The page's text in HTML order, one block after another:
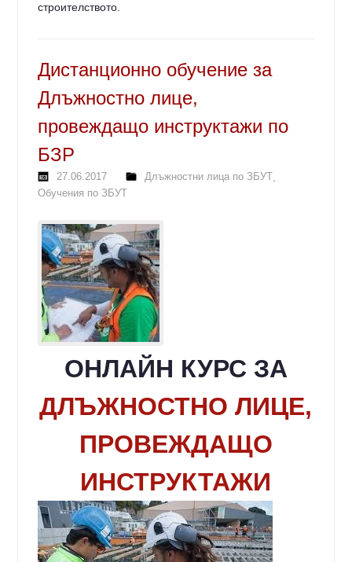
строителството.
Дистанционно обучение за
Длъжностно лице,
провеждащо инструктажи по
БЗР
27.06.2017 Длъжностни лица по ЗБУТ
Обучения по ЗБУТ
ОНЛАЙН КУРС ЗА
ДЛЪЖНОСТНО ЛИЦЕ,
ПРОВЕЖДАЩО
ИНСТРУКТАЖИ